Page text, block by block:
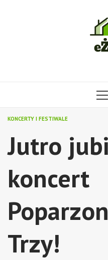
KONCERTY I FESTIWALE
Jutro
koncert
Trzy!